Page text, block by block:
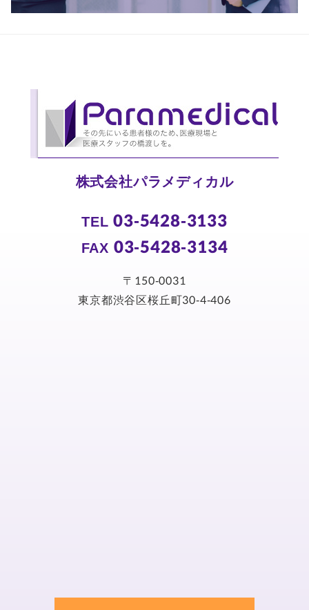
株式会社パラメディカル
TEL03-5428-3133
FAX 03-5428-3134
〒150-0031
東京都渋谷区桜丘町30-4-406